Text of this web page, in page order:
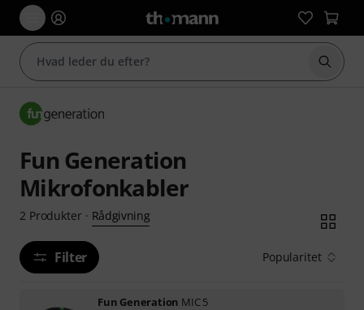
Start
Fun Generation
Mikrofonkabler
2 Produkter· Rådgivning
Filter Popularitet
Fun Generation MIC 5